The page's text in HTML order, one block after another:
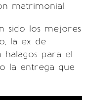
matrimonial.
sido los mejores
la ex de
halagos para el
la entrega que